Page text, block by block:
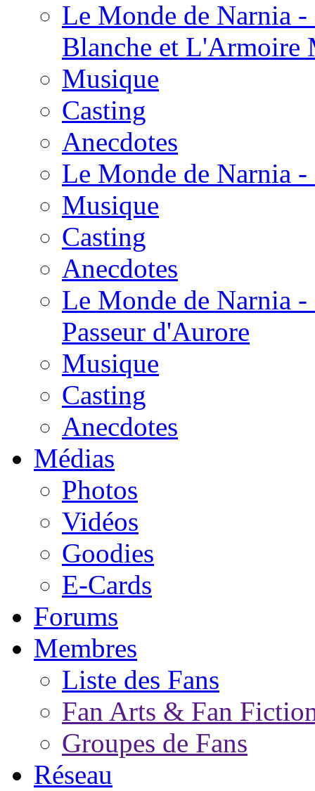
Le Monde de Narnia
Blanche et L'Armoire
Musique
Casting
Anecdotes
Le Monde de Narnia
Musique
Casting
Anecdotes
Le Monde de Narnia
Passeur d'Aurore
Musique
Casting
Anecdotes
Médias
Photos
Vidéos
Goodies
E-Cards
Forums
Membres
Liste des Fans
Fan Arts & Fan
Groupes de Fans
Réseau